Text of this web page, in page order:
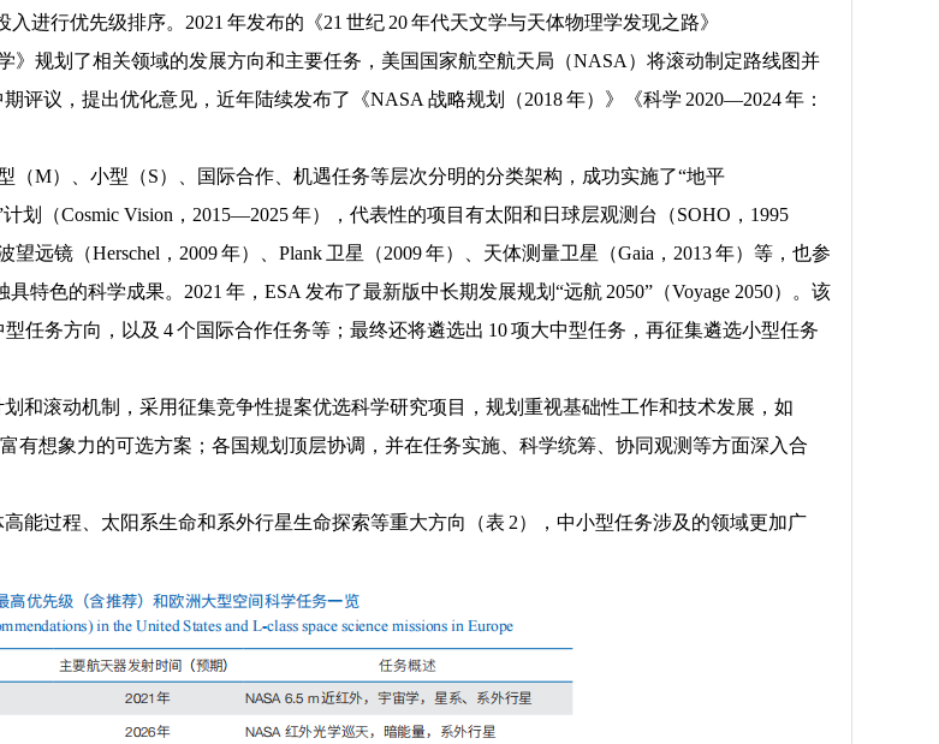
进行优先级排序。2021 年发布的《21 世纪 20 年代天文学与天体物理学发现之路》
》规划了相关领域的发展方向和主要任务，美国国家航空航天局（NASA）将滚动制定路线图并
议，提出优化意见，近年陆续发布了《NASA 战略规划（2018 年）》《科学 2020—2024 年：
M）、小型（S）、国际合作、机遇任务等层次分明的分类架构，成功实施了“地平
划（Cosmic Vision，2015—2025 年），代表性的项目有太阳和日球层观测台（SOHO，1995
远镜（Herschel，2009 年）、Plank 卫星（2009 年）、天体测量卫星（Gaia，2013 年）等，也参
色的科学成果。2021 年，ESA 发布了最新版中长期发展规划“远航 2050”（Voyage 2050）。该
任务方向，以及 4 个国际合作任务等；最终还将遴选出 10 项大中型任务，再征集遴选小型任务
和滚动机制，采用征集竞争性提案优选科学研究项目，规划重视基础性工作和技术发展，如
有想象力的可选方案；各国规划顶层协调，并在任务实施、科学统筹、协同观测等方面深入合
能过程、太阳系生命和系外行星生命探索等重大方向（表 2），中小型任务涉及的领域更加广